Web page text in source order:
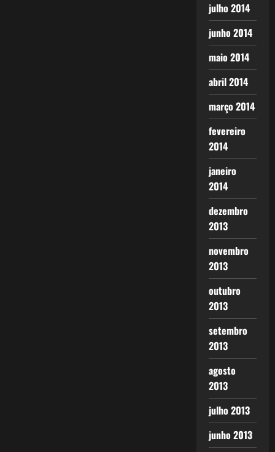
julho 2014
junho 2014
maio 2014
abril 2014
março 2014
fevereiro
2014
janeiro
2014
dezembro
2013
novembro
2013
outubro
2013
setembro
2013
agosto
2013
julho 2013
junho 2013